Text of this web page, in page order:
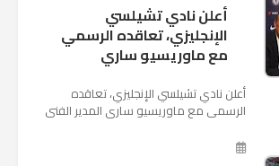
أعلن نادي تشيلسي
الإنجليزي، تعاقده الرسمي
مع ماوريسيو ساري
أعلن نادي تشيلسي الإنجليزي، تعاقده
الرسمي مع ماوريسيو ساري المدير الفني
المقبل وخلافة أنطونيو كو...